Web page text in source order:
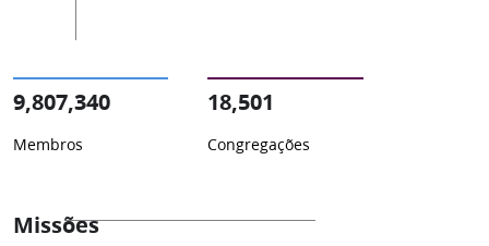
9,807,340
Membros
18,501
Congregações
Missões